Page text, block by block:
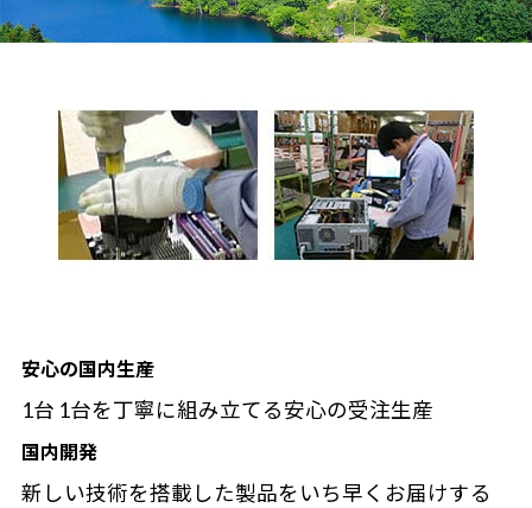
安心の国内生産
1台 1台を丁寧に組み立てる安心の受注生産
国内開発
新しい技術を搭載した製品をいち早くお届けする